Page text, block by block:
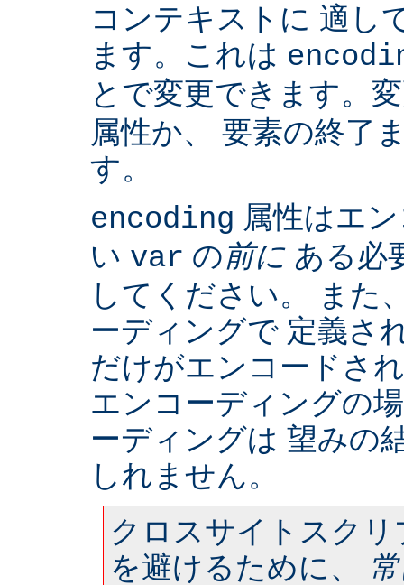
コンテキストに 適し
ます。これは
とで変更できます。
属性か、 要素の終了
す。
encoding 属性はエ
い var の前に ある必
してください。 また
ーディングで 定義さ
だけがエンコードさ
エンコーディングの
ーディングは 望みの
しれません。
クロスサイトスク
を避けるために、